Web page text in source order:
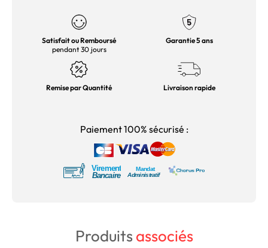
Satisfait ou Remboursé
pendant 30 jours
Garantie 5 ans
Remise par Quantité Livraison rapide
Paiement 100% sécurisé :
Produitsassociés